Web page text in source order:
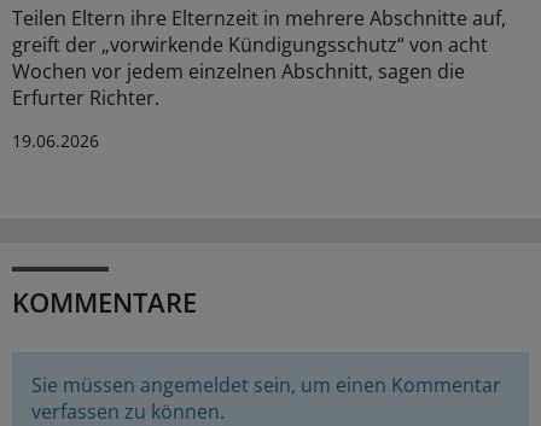
Teilen Eltern ihre Elternzeit in mehrere Abschnitte auf,
greift der „vorwirkende Kündigungsschutz“ von acht
Wochen vor jedem einzelnen Abschnitt, sagen die
Erfurter Richter.
19.06.2026
KOMMENTARE
Sie müssen angemeldet sein, um einen Kommentar
verfassen zu können.